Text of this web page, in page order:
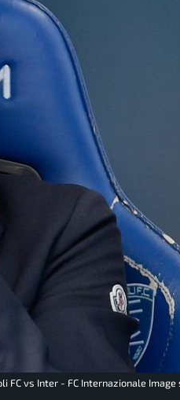
vs Inter - FC Internazionale Image